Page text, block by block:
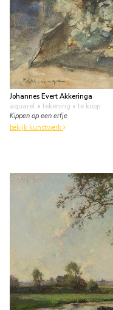
Johannes Evert Akkeringa
aquarel • tekening • te koop
Kippen op een erfje
bekijk kunstwerk